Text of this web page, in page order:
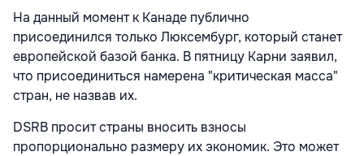
На данный момент к Канаде публично
присоединился только Люксембург, который станет
европейской базой банка. В пятницу Карни заявил,
что присоединиться намерена "критическая масса"
стран, не назвав их.
DSRB просит страны вносить взносы
пропорционально размеру их экономик. Это может